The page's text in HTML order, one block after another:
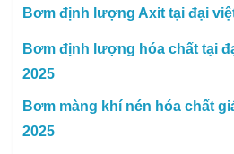
Bơm định lượng Axit tại đại
Bơm định lượng hóa chất tại
2025
Bơm màng khí nén hóa chất
2025